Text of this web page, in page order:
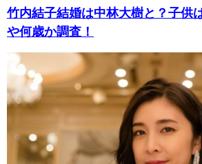
竹内結子結婚は中林大樹と？子供
や何歳か調査！